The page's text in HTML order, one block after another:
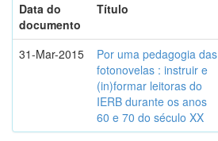
Data do
documento
Título
31-Mar-2015
Por uma pedagogia das
fotonovelas : instruir e
(in)formar leitoras do
IERB durante os anos
60 e 70 do século XX